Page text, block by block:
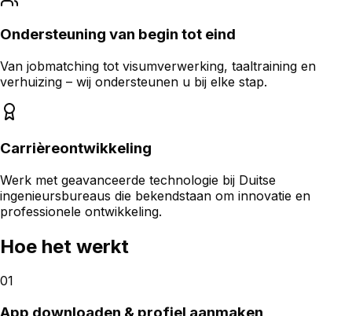
Ondersteuning van begin tot eind
Van jobmatching tot visumverwerking, taaltraining en
verhuizing – wij ondersteunen u bij elke stap.
Carrièreontwikkeling
Werk met geavanceerde technologie bij Duitse
ingenieursbureaus die bekendstaan om innovatie en
professionele ontwikkeling.
Hoe het werkt
01